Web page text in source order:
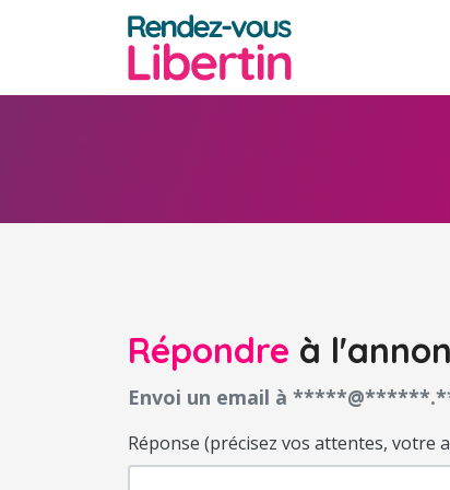
Répondre à
Envoi un email à
Réponse (précisez vos attentes, votre